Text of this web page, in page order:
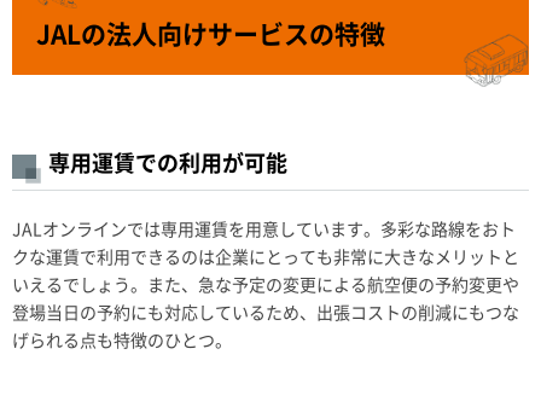
JALの法人向けサービスの特徴
専用運賃での利用が可能
JALオンラインでは専用運賃を用意しています。多彩な路線をおト
クな運賃で利用できるのは企業にとっても非常に大きなメリットと
いえるでしょう。また、急な予定の変更による航空便の予約変更や
登場当日の予約にも対応しているため、出張コストの削減にもつな
げられる点も特徴のひとつ。